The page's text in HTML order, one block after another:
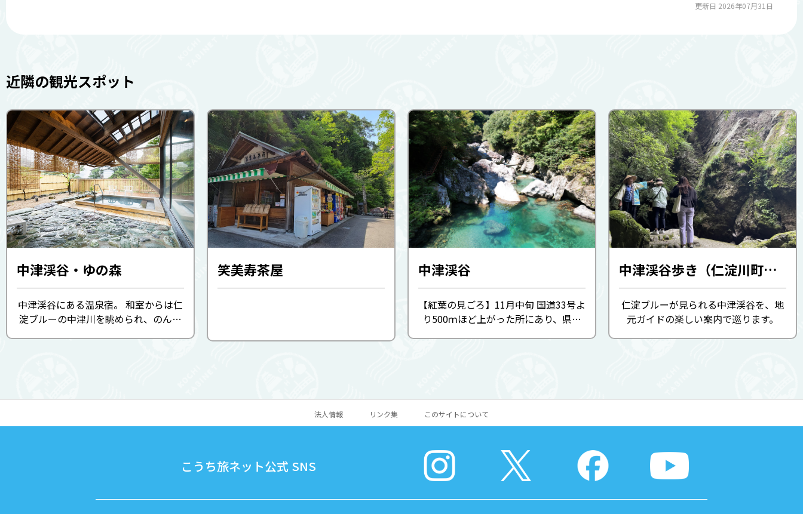
更新日 2026年07月31日
近隣の観光スポット
中津渓谷・ゆの森
中津渓谷にある温泉宿。 和室からは仁
淀ブルーの中津川を眺められ、のんび
笑美寿茶屋 中津渓谷
【紅葉の見ごろ】11月中旬 国道33号よ
り500ｍほど上がった所にあり、県立
中津渓谷歩き（仁淀川町の観光を考える会）
仁淀ブルーが見られる中津渓谷を、地
元ガイドの楽しい案内で巡ります。
法人情報 リンク集 このサイトについて
こうち旅ネット公式 SNS